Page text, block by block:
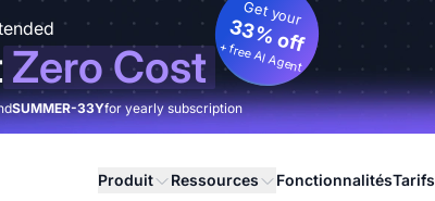
Zero Cost
Get your
33% off
+ free AI Agent
SUMMER-33Yfor yearly subscription
Produit Ressources FonctionnalitésTarifs